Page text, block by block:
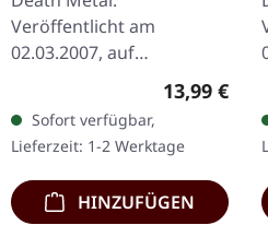
Veröffentlicht am
02.03.2007, auf
Roadrunner Records.
Jewelcase CD mit klarem
Tray, 8-seitigem Booklet.
Das bahnbrechende
Album…
Regulärer
13,99 €
Sofort verfügbar,
Lieferzeit: 1-2 Werktage
HINZUFÜGEN